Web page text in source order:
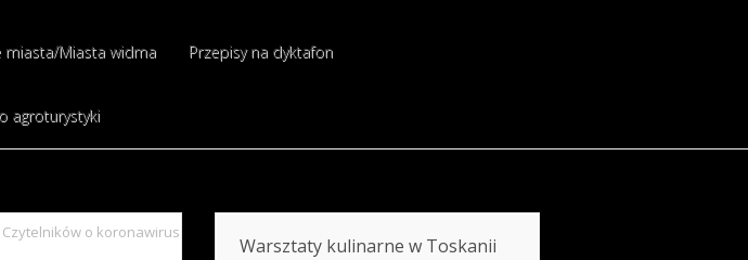
miasta/Miasta widma Przepisy na dyktafon
agroturystyki
o koronawirus
Warsztaty kulinarne w Toskanii